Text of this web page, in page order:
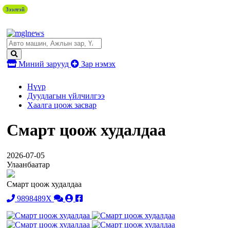
Миний зарууд Зар нэмэх
Нүүр
Дуудлагын үйлчилгээ
Хаалга цоож засвар
Смарт цоож худалдаа
2026-07-05
Улаанбаатар
Смарт цоож худалдаа
9898489X
Зээлтэй